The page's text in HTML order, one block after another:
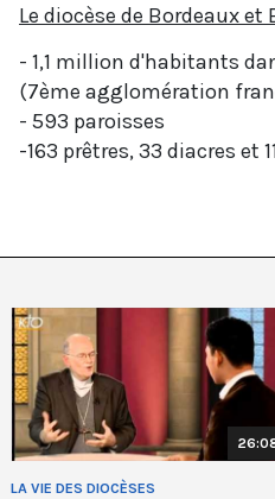
Le diocèse de Bordeaux et
- 1,1 million d'habitants
(7ème agglomération
- 593 paroisses
-163 prêtres, 33 diacres et
LA VIE DES DIOCÈSES